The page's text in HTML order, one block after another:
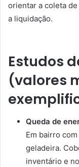
orientar a coleta
a liquidação.
Estudos
(valores
Queda de
Em bairro
geladeira.
inventário e